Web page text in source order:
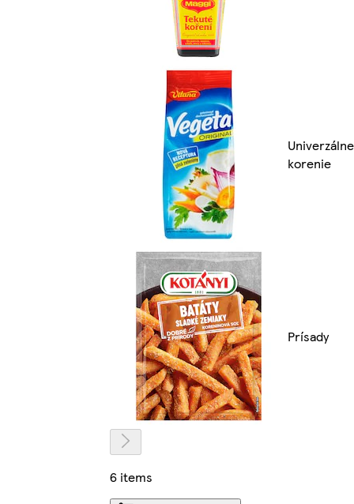
Univerzálne
korenie
Prísady
6 items